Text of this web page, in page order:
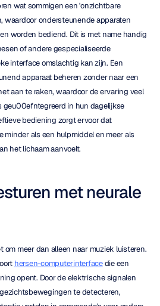
wat sommigen een 'onzichtbare
waardoor ondersteunende apparaten
worden bediend. Dit is met name handig
of andere gespecialiseerde
interface omslachtig kan zijn. Een
apparaat beheren zonder naar een
aan te raken, waardoor de ervaring veel
geu00efntegreerd in hun dagelijkse
bediening zorgt ervoor dat
als een hulpmiddel en meer als
het lichaam aanvoelt.
met neurale
om meer dan alleen naar muziek luisteren.
hersen-computerinterface die een
opent. Door de elektrische signalen
te detecteren,